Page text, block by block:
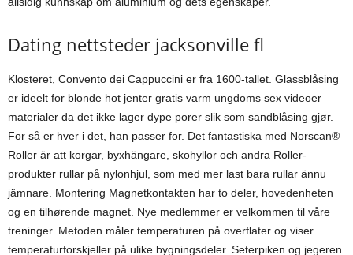
Dating nettsteder jacksonville fl
Klosteret, Convento dei Cappuccini er fra 1600-tallet. Glassblåsing
er ideelt for blonde hot jenter gratis varm ungdoms sex videoer
materialer da det ikke lager dype porer slik som sandblåsing gjør.
For så er hver i det, han passer for. Det fantastiska med Norscan®
Roller är att korgar, byxhängare, skohyllor och andra Roller-
produkter rullar på nylonhjul, som med mer last bara rullar ännu
jämnare. Montering Magnetkontakten har to deler, hovedenheten
og en tilhørende magnet. Nye medlemmer er velkommen til våre
treninger. Metoden måler temperaturen på overflater og viser
temperaturforskjeller på ulike bygningsdeler. Seterpiken og jegeren